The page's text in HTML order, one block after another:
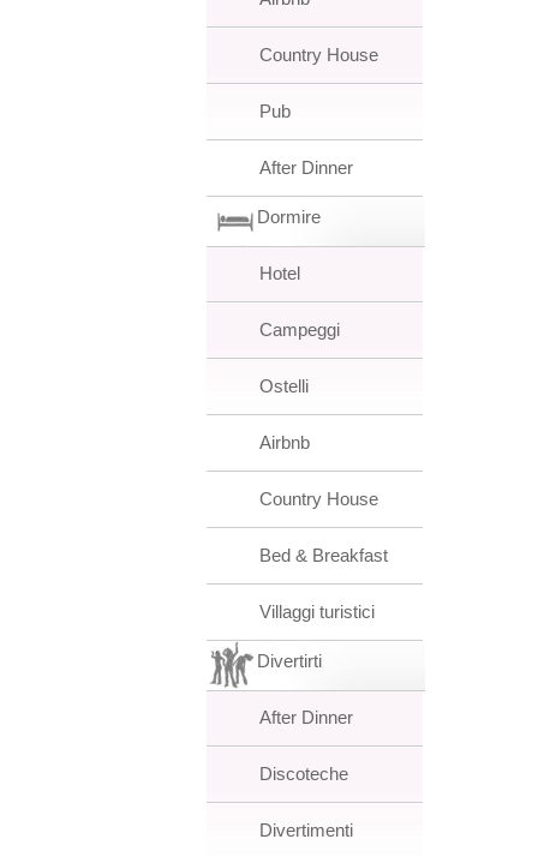
Country House
Pub
After Dinner
Dormire
Hotel
Campeggi
Ostelli
Airbnb
Country House
Bed & Breakfast
Villaggi turistici
Divertirti
After Dinner
Discoteche
Divertimenti